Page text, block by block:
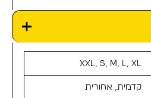
XXL, S, M, L, XL
קדמית, אחורית